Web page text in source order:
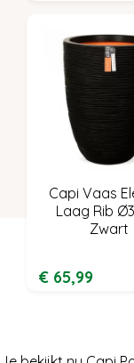
Capi Vaas
Laag Rib
Zwart
€ 65,99